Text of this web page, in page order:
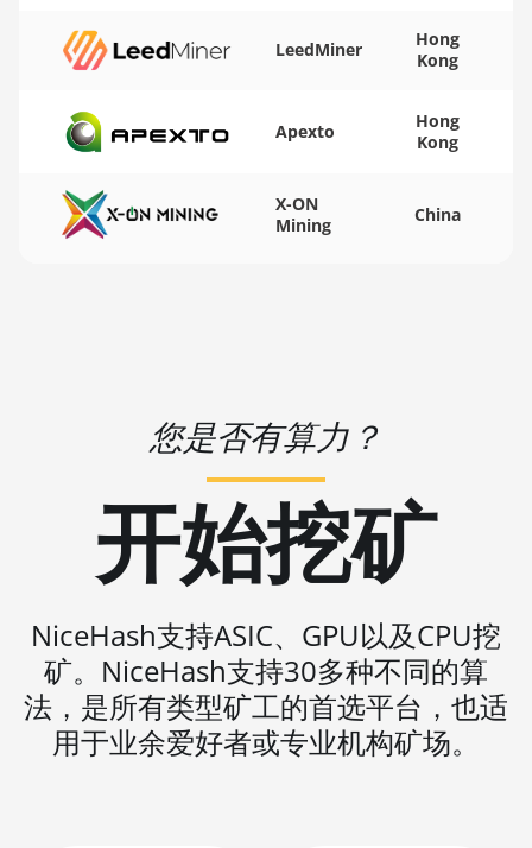
🇺🇾ㅤ UYU - $U
🏳ㅤ VES - Bs.S
🇻🇺ㅤ VUV - Vt
🇨🇮ㅤ XOF - CFA
🇾🇪ㅤ YER - YR
🇿🇦ㅤ ZAR - R
🇿🇲ㅤ ZMK - ZK
BITMAIN AntMiner S19
BITMAIN AntMiner S19 Pro Hyd. (184Th)
BITMAIN AntMiner S19 Pro+ Hyd (198Th)
BITMAIN AntMiner S19 Pro+ Hyd.
BITMAIN AntMiner S19j Pro (100Th)
BITMAIN AntMiner S19j Pro (104Th)
BITMAIN AntMiner S19j Pro+ (120Th)
BITMAIN AntMiner S19j Pro++ (125Th)
BITMAIN AntMiner S21 (200Th)
BITMAIN AntMiner S21 Hyd. (335Th)
BITMAIN AntMiner S21 Immersion
(301Th)
LeedMiner
Hong
Kong
Apexto
Hong
Kong
X-ON
Mining
China
您是否有算力？
开始挖矿
NiceHash支持ASIC、GPU以及CPU挖
矿。NiceHash支持30多种不同的算
法，是所有类型矿工的首选平台，也适
用于业余爱好者或专业机构矿场。